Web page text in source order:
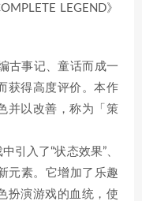
LEGEND》
古事记、童话而成一
获得高度评价。本作
并以改善，称为「策
引入了“状态效果”、
元素。它增加了乐趣
扮演游戏的血统，使